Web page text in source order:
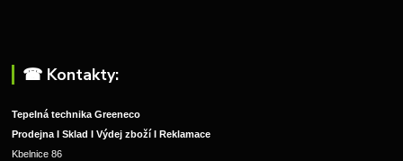
☎︎ Kontakty:
Tepelná technika Greeneco
Prodejna I Sklad I Výdej zboží I Reklamace
Kbelnice 86